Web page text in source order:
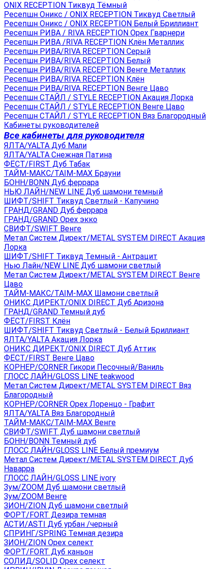
ONIX RECEPTION Тиквуд Тёмный
Ресепшн Оникс / ONIX RECEPTION Тиквуд Светлый
Ресепшн Оникс / ONIX RECEPTION Белый Бриллиант
Ресепшн РИВА / RIVA RECEPTION Орех Гварнери
Ресепшн РИВА /RIVA RECEPTION Клён Металлик
Ресепшн РИВА/RIVA RECEPTION Серый
Ресепшн РИВА/RIVA RECEPTION Белый
Ресепшн РИВА/RIVA RECEPTION Венге Металлик
Ресепшн РИВА/RIVA RECEPTION Клён
Ресепшн РИВА/RIVA RECEPTION Венге Цаво
Ресепшн СТАЙЛ / STYLE RECEPTION Акация Лорка
Ресепшн СТАЙЛ / STYLE RECEPTION Венге Цаво
Ресепшн СТАЙЛ / STYLE RECEPTION Вяз Благородный
Кабинеты руководителей
Все кабинеты для руководителя
ЯЛТА/YALTA Дуб Мали
ЯЛТА/YALTA Снежная Патина
ФЁСТ/FIRST Дуб Табак
ТАЙМ-МАКС/TAIM-MAX Брауни
БОНН/BONN Дуб феррара
НЬЮ ЛАЙН/NEW LINE Дуб шамони темный
ШИФТ/SHIFT Тиквуд Светлый - Капучино
ГРАНД/GRAND Дуб феррара
ГРАНД/GRAND Орех экко
СВИФТ/SWIFT Венге
Метал Систем Директ/METAL SYSTEM DIRECT Акация
Лорка
ШИФТ/SHIFT Тиквуд Темный - Антрацит
Нью Лайн/NEW LINE Дуб шамони светлый
Метал Систем Директ/METAL SYSTEM DIRECT Венге
Цаво
ТАЙМ-МАКС/TAIM-MAX Шамони светлый
ОНИКС ДИРЕКТ/ONIX DIRECT Дуб Аризона
ГРАНД/GRAND Темный дуб
ФЁСТ/FIRST Клён
ШИФТ/SHIFT Тиквуд Светлый - Белый Бриллиант
ЯЛТА/YALTA Акация Лорка
ОНИКС ДИРЕКТ/ONIX DIRECT Дуб Аттик
ФЁСТ/FIRST Венге Цаво
КОРНЕР/CORNER Гикори Песочный/Ваниль
ГЛОСС ЛАЙН/GLOSS LINE teakwood
Метал Систем Директ/METAL SYSTEM DIRECT Вяз
Благородный
КОРНЕР/CORNER Орех Лоренцо - Графит
ЯЛТА/YALTA Вяз Благородный
ТАЙМ-МАКС/TAIM-MAX Венге
СВИФТ/SWIFT Дуб шамони светлый
БОНН/BONN Темный дуб
ГЛОСС ЛАЙН/GLOSS LINE Белый премиум
Метал Систем Директ/METAL SYSTEM DIRECT Дуб
Наварра
ГЛОСС ЛАЙН/GLOSS LINE ivory
Зум/ZOOM Дуб шамони светлый
Зум/ZOOM Венге
ЗИОН/ZION Дуб шамони светлый
ФОРТ/FORT Дезира темная
АСТИ/ASTI Дуб урбан /черный
СПРИНГ/SPRING Темная дезира
ЗИОН/ZION Орех селект
ФОРТ/FORT Дуб каньон
СОЛИД/SOLID Орех селект